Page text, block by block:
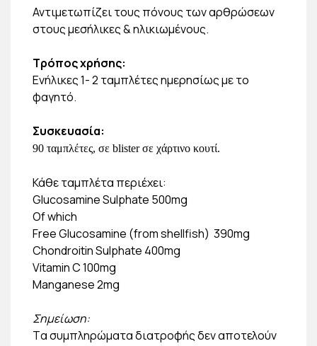
Αντιμετωπίζει τους πόνους των αρθρώσεων
στους μεσήλικες & ηλικιωμένους.
Τρόπος χρήσης:
Eνήλικες 1- 2 ταμπλέτες ημερησίως με το
φαγητό.
Συσκευασία:
90 ταμπλέτες, σε blister σε χάρτινο κουτί.
Κάθε ταμπλέτα περιέχει:
Glucosamine Sulphate 500mg
Of which
Free Glucosamine (from shellfish) 390mg
Chondroitin Sulphate 400mg
Vitamin C 100mg
Manganese 2mg
Σημείωση:
Tα συμπληρώματα διατροφής δεν αποτελούν